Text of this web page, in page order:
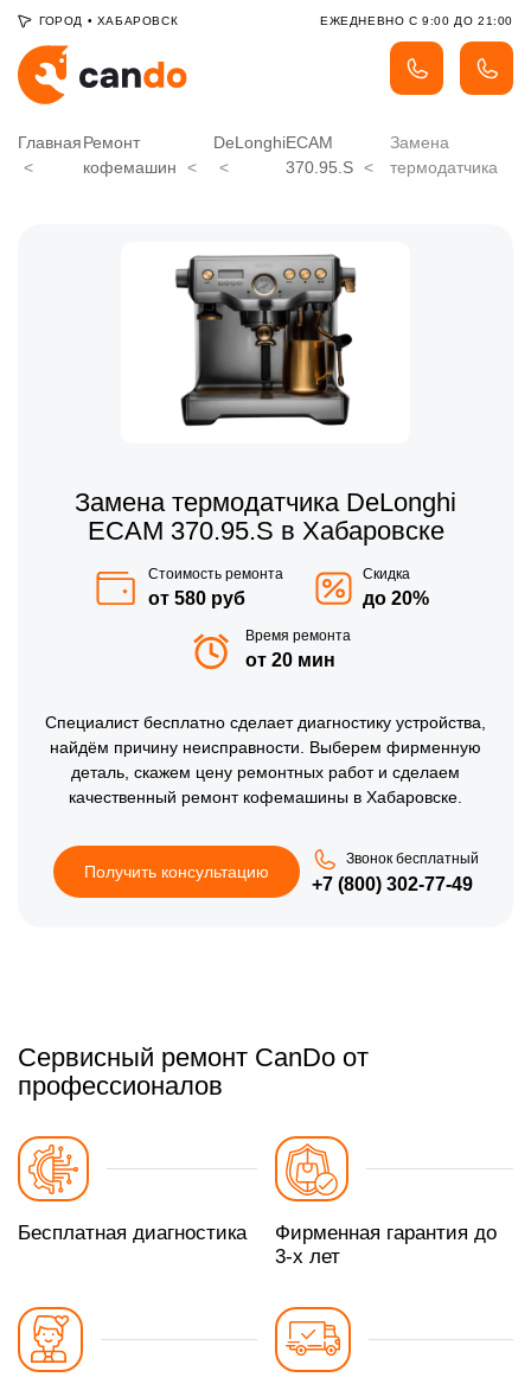
ГОРОД • ХАБАРОВСК ЕЖЕДНЕВНО С 9:00 ДО 21:00
ГлавнаяРемонт
кофемашин
DeLonghiECAM
370.95.S
Замена
термодатчика
Замена термодатчика DeLonghi
ECAM 370.95.S в Хабаровске
Стоимость ремонта
от 580 руб
Скидка
до 20%
Время ремонта
от 20 мин
Специалист бесплатно сделает диагностику устройства,
найдём причину неисправности. Выберем фирменную
деталь, скажем цену ремонтных работ и сделаем
качественный ремонт кофемашины в Хабаровске.
Получить консультацию
Звонок бесплатный
+7 (800) 302-77-49
Сервисный ремонт CanDo от
профессионалов
Бесплатная диагностика
Фирменная гарантия до
3-х лет